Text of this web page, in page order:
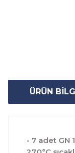
ÜRÜN
- 7 adet GN